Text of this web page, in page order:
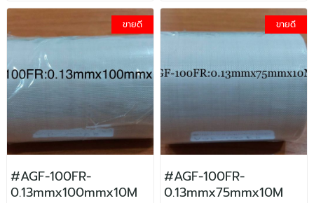
ขายดี
#AGF-100FR-
0.13mmx100mmx10M
ขายดี
#AGF-100FR-
0.13mmx75mmx10M